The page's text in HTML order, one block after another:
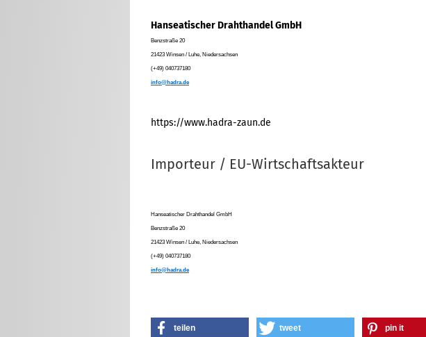
Hanseatischer Drahthandel GmbH
Benzstraße 20
21423 Winsen / Luhe, Niedersachsen
(+49) 040737180
info@hadra.de
https://www.hadra-zaun.de
Importeur / EU-Wirtschaftsakteur
Hanseatischer Drahthandel GmbH
Benzstraße 20
21423 Winsen / Luhe, Niedersachsen
(+49) 040737180
info@hadra.de
teilen tweet pin it